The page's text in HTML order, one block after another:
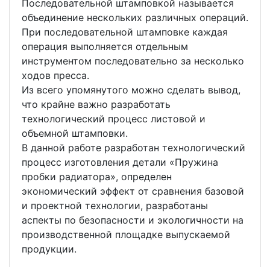
Последовательной штамповкой называется
объединение нескольких различных операций.
При последовательной штамповке каждая
операция выполняется отдельным
инструментом последовательно за несколько
ходов пресса.
Из всего упомянутого можно сделать вывод,
что крайне важно разработать
технологический процесс листовой и
объемной штамповки.
В данной работе разработан технологический
процесс изготовления детали «Пружина
пробки радиатора», определен
экономический эффект от сравнения базовой
и проектной технологии, разработаны
аспекты по безопасности и экологичности на
производственной площадке выпускаемой
продукции.